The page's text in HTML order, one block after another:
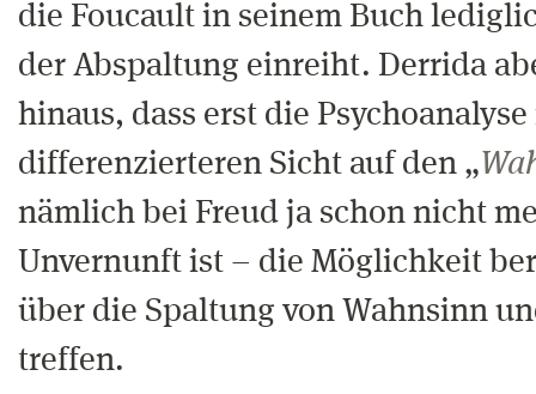
die Foucault in seinem Buch
der Abspaltung einreiht. Derrida
hinaus, dass erst die
differenzierteren Sicht auf den „
nämlich bei Freud ja schon nicht
Unvernunft ist – die Möglichkeit
über die Spaltung von Wahnsinn
treffen.